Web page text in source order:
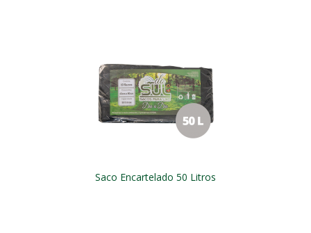
Saco Encartelado 50 Litros